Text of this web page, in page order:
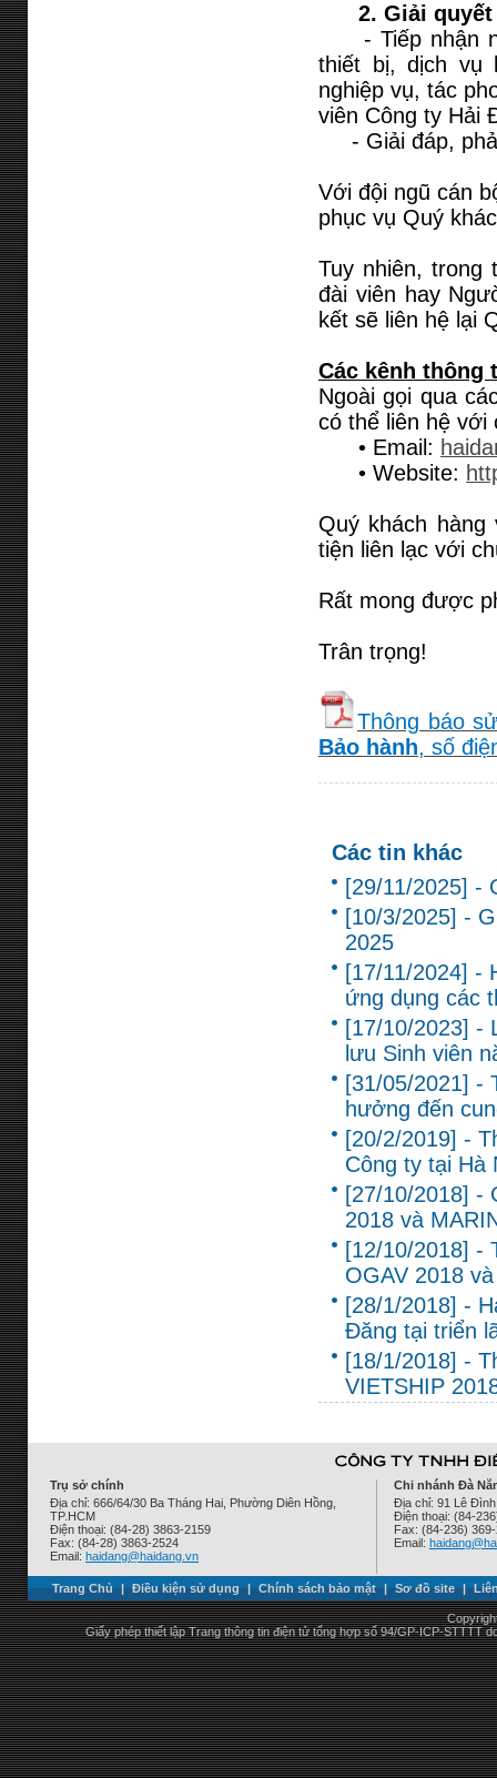
2. Giải quyết
- Tiếp nhận
thiết bị, dịch vụ
nghiệp vụ, tác
viên Công ty Hải
- Giải đáp,
Với đội ngũ cán
phục vụ Quý
Tuy nhiên,
đài viên hay
kết sẽ liên hệ lại
Các kênh thông
Ngoài gọi qua
có thể liên hệ với
• Email:
• Website:
Quý khách
tiện liên lạc với
Rất mong được
Trân trọng!
Thông báo
Bảo hành, số
Các tin khác
[29/11/2025] -
[10/3/2025] -
2025
[17/11/2024] -
ứng dụng các
[17/10/2023] -
lưu Sinh viên
[31/05/2021] -
hưởng đến
[20/2/2019] -
Công ty tại Hà
[27/10/2018] -
2018 và
[12/10/2018] -
OGAV 2018
[28/1/2018] -
Đăng tại triển
[18/1/2018] -
VIETSHIP
Trụ sở chính
Địa chỉ: 666/64/30 Ba Tháng Hai, Phường Diên Hồng,
TP.HCM
Điện thoại: (84-28) 3863-2159
Fax: (84-28) 3863-2524
Email: haidang@haidang.vn
Chi nhánh Đà
Địa chỉ: 91 Lê
Điện thoại: (84-
Fax: (84-236)
Email:
Trang Chủ | Điều kiện sử dụng | Chính sách bảo mật | Sơ đồ site |
Giấy phép thiết lập Trang thông tin điện tử tổng hợp số 94/GP-ICP-STTTT